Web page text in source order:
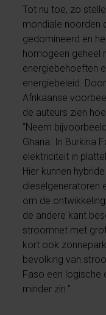
Tot nu toe, zo
mondiale noorden
gedomineerd en
homogeen geheel
energiebehoeften
energiebeleid.
Afrikaanse
de auteurs zien
“Neem
Ghana. In Burkina
elektriciteit in
Hier kunnen
dieselgeneratoren
om de ontwikkeling
de andere kant
stroomnet met
kort ook
bevolking van
Faso een logische
minder zin.”